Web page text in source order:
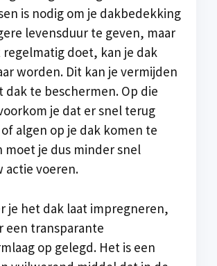
is nodig om je dakbedekking
levensduur te geven, maar
regelmatig doet, kan je dak
worden. Dit kan je vermijden
dak te beschermen. Op die
je dat er snel terug
algen op je dak komen te
moet je dus minder snel
actie voeren.
je het dak laat impregneren,
een transparante
op gelegd. Het is een